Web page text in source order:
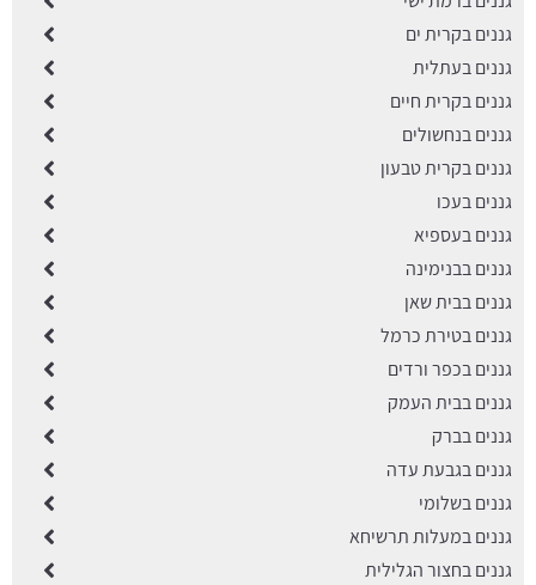
גננים בקרית ים
גננים בעתלית
גננים בקרית חיים
גננים בנחשולים
גננים בקרית טבעון
גננים בעכו
גננים בעספיא
גננים בבנימינה
גננים בבית שאן
גננים בטירת כרמל
גננים בכפר ורדים
גננים בבית העמק
גננים בברק
גננים בגבעת עדה
גננים בשלומי
גננים במעלות תרשיחא
גננים בחצור הגלילית